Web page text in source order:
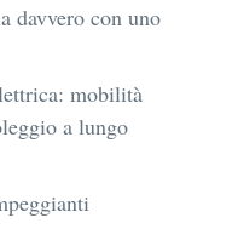
davvero con uno
mobilità
a lungo